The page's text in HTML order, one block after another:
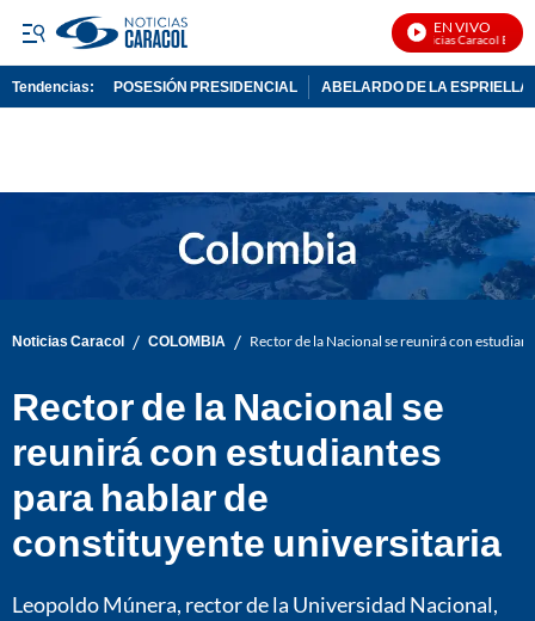
EN VIVO
Noticias Caracol En Vivo
Tendencias: POSESIÓN PRESIDENCIAL ABELARDO DE LA ESPRIELLA
Noticias Caracol / COLOMBIA / Rector de la Nacional se reunirá con
Rector de la Nacional se
reunirá con estudiantes
para hablar de
constituyente universitaria
Leopoldo Múnera, rector de la Universidad Nacional,